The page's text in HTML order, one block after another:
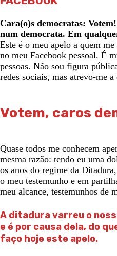
Cara(o)s democratas:
num democrata. Em
Este é o meu apelo a quem
no meu Facebook pessoal. É
pessoas. Não sou figura
redes sociais, mas atrevo-me
Votem, caros
Quase todos me conhecem
mesma razão: tendo eu uma
os anos do regime da
o meu testemunho e em
meu alcance, testemunhos de
A ditadura varreu o
e é por causa dela, do
faço hoje este apelo.